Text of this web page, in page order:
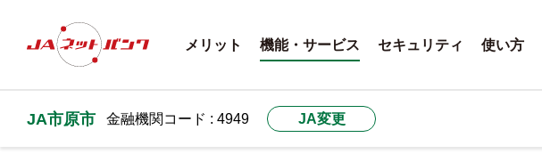
メリット 機能・サービス セキュリティ 使い方
JA市原市 金融機関コード : 4949 JA変更